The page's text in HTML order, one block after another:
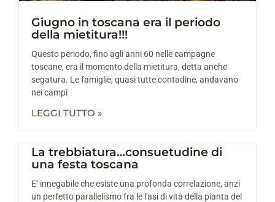
Giugno in toscana era il periodo
della mietitura!!!
Questo periodo, fino agli anni 60 nelle campagne
toscane, era il momento della mietitura, detta anche
segatura. Le famiglie, quasi tutte contadine, andavano
nei campi
LEGGI TUTTO »
La trebbiatura…consuetudine di
una festa toscana
E’ innegabile che esiste una profonda correlazione, anzi
un perfetto parallelismo fra le fasi di vita della pianta del